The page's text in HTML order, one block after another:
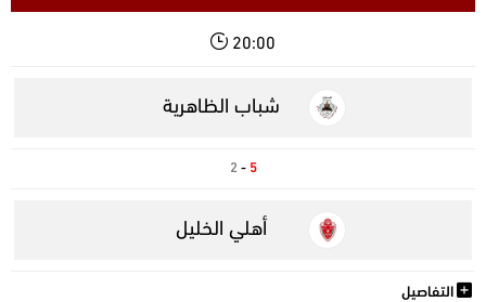
20:00
شباب الظاهرية
5
-
2
أهلي الخليل
التفاصيل